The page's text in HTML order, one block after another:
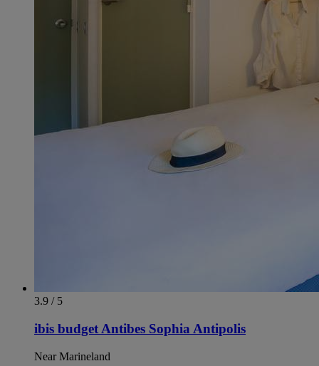
3.9 / 5
ibis budget Antibes Sophia Antipolis
Near Marineland